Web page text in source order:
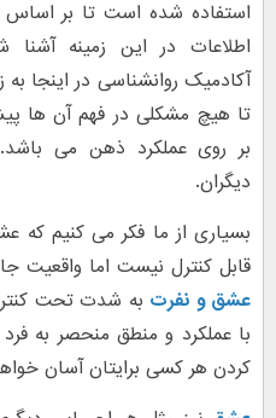
استفاده شده است تا بر
اطلاعات در این زمینه آشنا
آکادمیک روانشناسی در اینجا
تا هیچ مشکلی در فهم آن ها
بر روی عملکرد ذهن می
دیگران.
بسیاری از ما فکر می کنیم که
قابل کنترل نیست اما واقعیت
عشق و نفرت به شدت تحت
با عملکرد و منطق منحصر به
کردن هر کسی برایتان آسان